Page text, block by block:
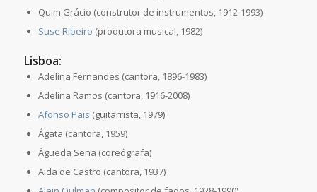
Quim Grácio (construtor de instrumentos, 1912-1993)
Suse Ribeiro (produtora musical, 1982)
Lisboa:
Adelina Fernandes (cantora, 1896-1983)
Adelina Ramos (cantora, 1916-2008)
Afonso Pais (guitarrista, 1979)
Ágata (cantora, 1959)
Águeda Sena (coreógrafa)
Aida de Castro (cantora, 1937)